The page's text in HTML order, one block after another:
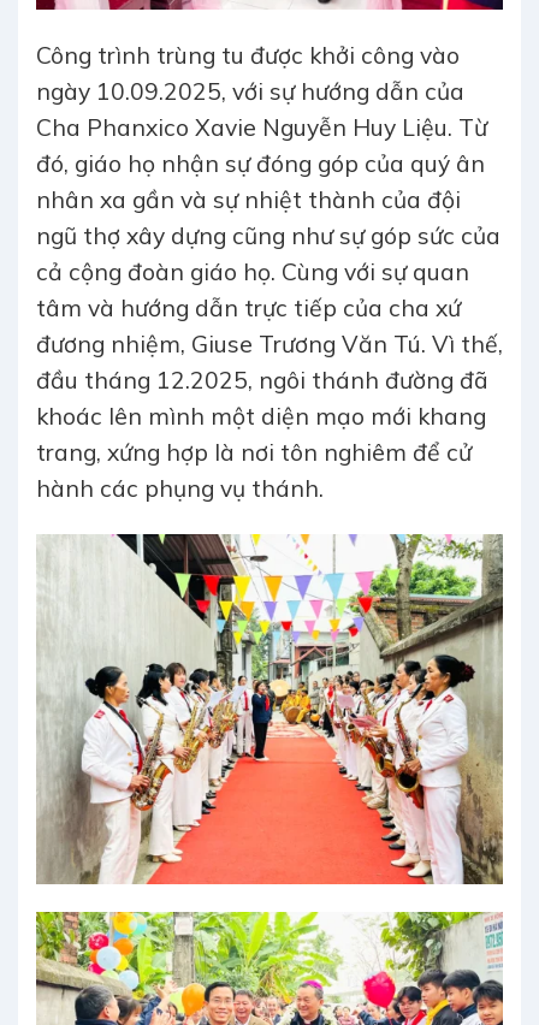
Công trình trùng tu được khởi công vào
ngày 10.09.2025, với sự hướng dẫn của
Cha Phanxico Xavie Nguyễn Huy Liệu. Từ
đó, giáo họ nhận sự đóng góp của quý ân
nhân xa gần và sự nhiệt thành của đội
ngũ thợ xây dựng cũng như sự góp sức của
cả cộng đoàn giáo họ. Cùng với sự quan
tâm và hướng dẫn trực tiếp của cha xứ
đương nhiệm, Giuse Trương Văn Tú. Vì thế,
đầu tháng 12.2025, ngôi thánh đường đã
khoác lên mình một diện mạo mới khang
trang, xứng hợp là nơi tôn nghiêm để cử
hành các phụng vụ thánh.